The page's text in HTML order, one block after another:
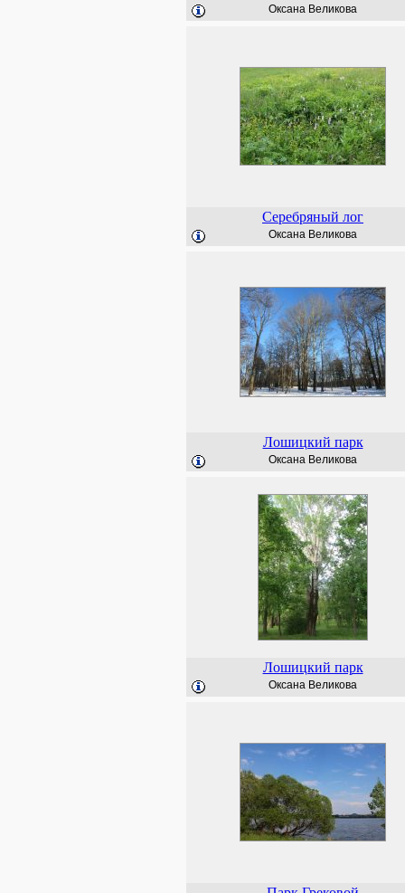
Оксана Великова
Серебряный лог
Оксана Великова
Лошицкий парк
Оксана Великова
Лошицкий парк
Оксана Великова